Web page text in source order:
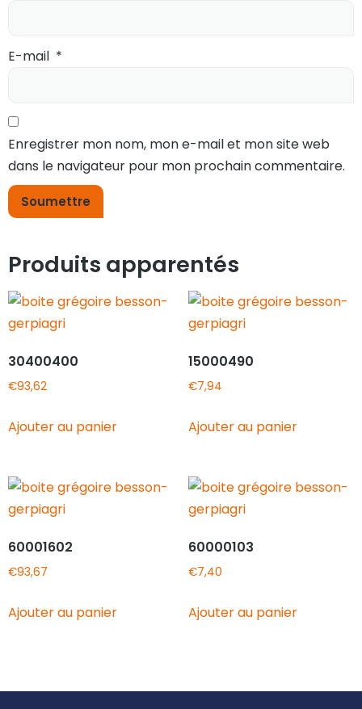
E-mail *
Enregistrer mon nom, mon e-mail et mon site web
dans le navigateur pour mon prochain commentaire.
Produits apparentés
30400400
€93,62
Ajouter au panier
15000490
€7,94
Ajouter au panier
60001602
€93,67
Ajouter au panier
60000103
€7,40
Ajouter au panier